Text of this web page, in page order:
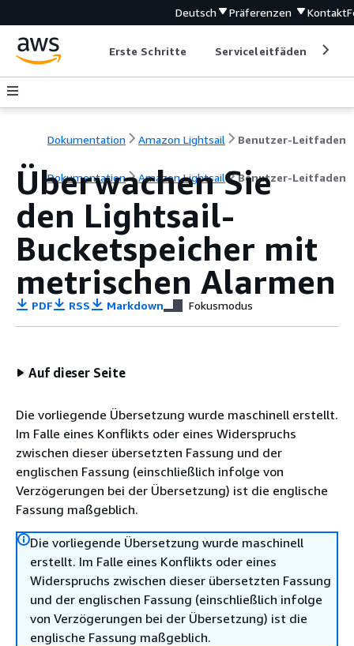
Deutsch Präferenzen Kontakt
Erste Schritte Serviceleitfäden
Dokumentation Amazon Lightsail Benutzer-Leitfaden
Dokumentation Amazon Lightsail Benutzer-Leitfaden
Überwachen Sie
den Lightsail-
Bucketspeicher mit
metrischen Alarmen
PDF RSS Markdown Fokusmodus
Auf dieser Seite
Die vorliegende Übersetzung wurde maschinell erstellt.
Im Falle eines Konflikts oder eines Widerspruchs
zwischen dieser übersetzten Fassung und der
englischen Fassung (einschließlich infolge von
Verzögerungen bei der Übersetzung) ist die englische
Fassung maßgeblich.
Die vorliegende Übersetzung wurde maschinell
erstellt. Im Falle eines Konflikts oder eines
Widerspruchs zwischen dieser übersetzten Fassung
und der englischen Fassung (einschließlich infolge
von Verzögerungen bei der Übersetzung) ist die
englische Fassung maßgeblich.